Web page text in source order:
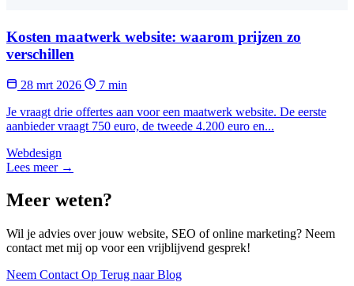
Kosten maatwerk website: waarom prijzen zo
verschillen
28 mrt 2026
7 min
Je vraagt drie offertes aan voor een maatwerk website. De eerste
aanbieder vraagt 750 euro, de tweede 4.200 euro en...
Webdesign
Lees meer →
Meer weten?
Wil je advies over jouw website, SEO of online marketing? Neem
contact met mij op voor een vrijblijvend gesprek!
Neem Contact Op Terug naar Blog